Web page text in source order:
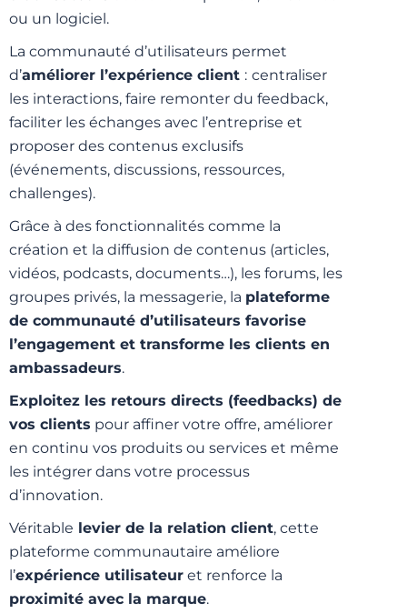
ou un logiciel.
La communauté d’utilisateurs permet
d’améliorer l’expérience client : centraliser
les interactions, faire remonter du feedback,
faciliter les échanges avec l’entreprise et
proposer des contenus exclusifs
(événements, discussions, ressources,
challenges).
Grâce à des fonctionnalités comme la
création et la diffusion de contenus (articles,
vidéos, podcasts, documents…), les forums, les
groupes privés, la messagerie, la plateforme
de communauté d’utilisateurs favorise
l’engagement et transforme les clients en
ambassadeurs.
Exploitez les retours directs (feedbacks) de
vos clients pour affiner votre offre, améliorer
en continu vos produits ou services et même
les intégrer dans votre processus
d’innovation.
Véritable levier de la relation client, cette
plateforme communautaire améliore
l’expérience utilisateur et renforce la
proximité avec la marque.